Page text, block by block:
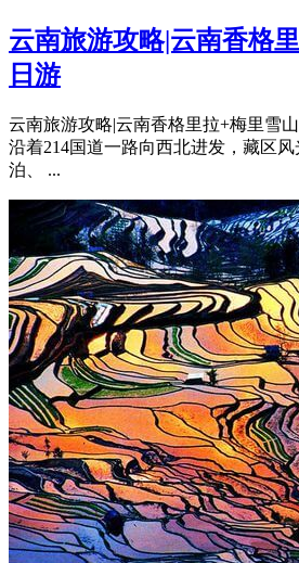
云南旅游攻略|云南香格
日游
云南旅游攻略|云南香格里拉+梅里雪
沿着214国道一路向西北进发，藏区
泊、 ...